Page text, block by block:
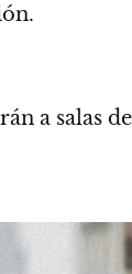
a salas